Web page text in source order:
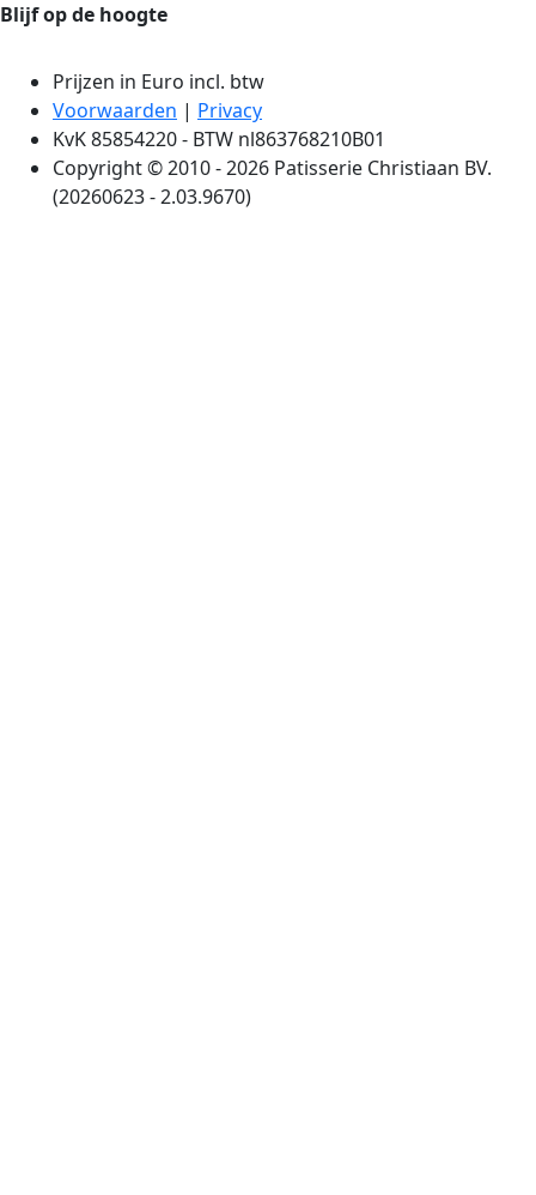
Blijf op de hoogte
Prijzen in Euro incl. btw
Voorwaarden | Privacy
KvK 85854220 - BTW nl863768210B01
Copyright © 2010 - 2026 Patisserie Christiaan BV.
(20260623 - 2.03.9670)